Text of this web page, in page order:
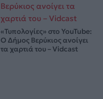
«Τυπολογίες» στο YouTube:
Ο Δήμος Βερύκιος ανοίγει
τα χαρτιά του – Vidcast